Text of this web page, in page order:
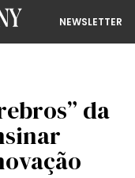
NEWSLETTER
da